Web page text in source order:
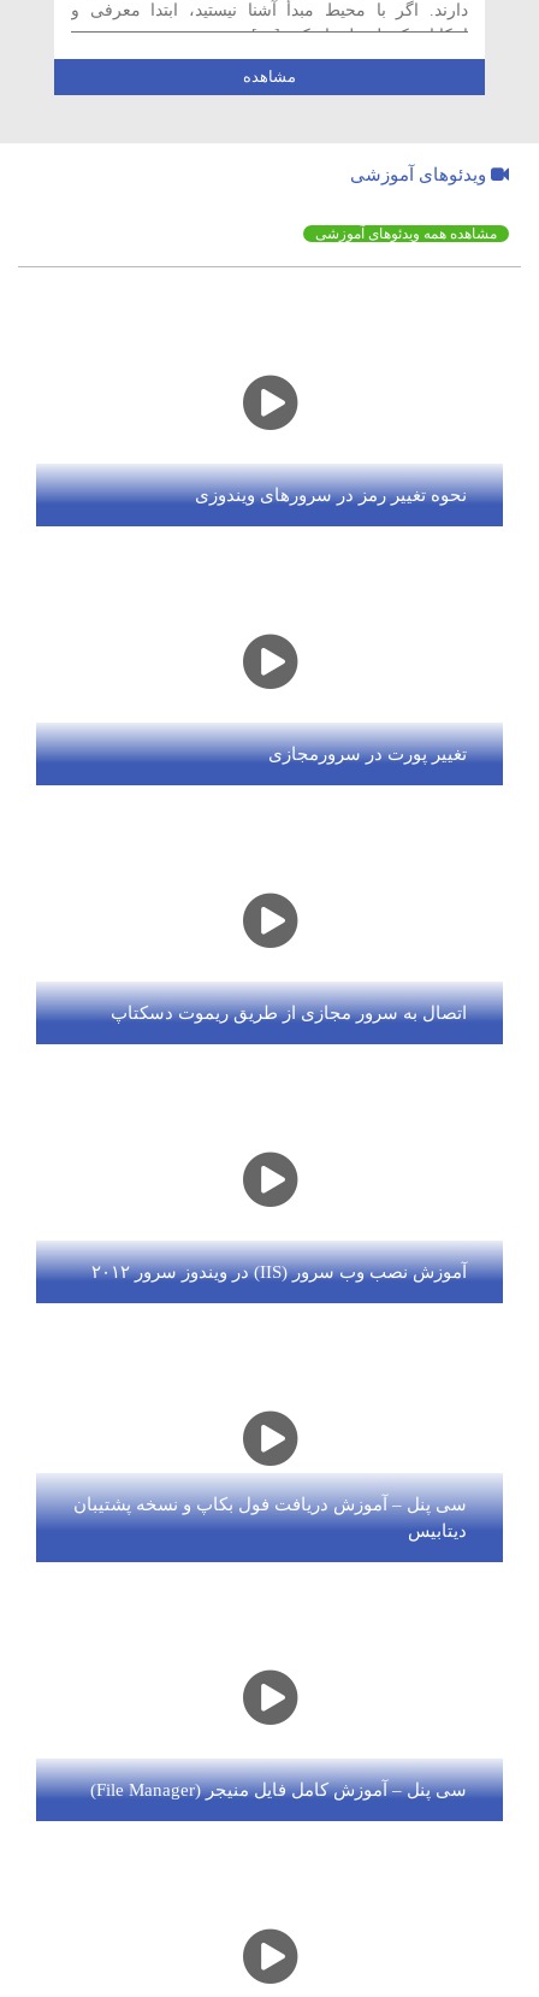
دارند. اگر با محیط مبدأ آشنا نیستید، ابتدا معرفی و
امکانات کنترل پنل دایرکت […]
مشاهده
ویدئوهای آموزشی
مشاهده همه ویدئوهای آموزشی
نحوه تغییر رمز در سرورهای ویندوزی
تغییر پورت در سرورمجازی
اتصال به سرور مجازی از طریق ریموت دسکتاپ
آموزش نصب وب سرور (IIS) در ویندوز سرور ۲۰۱۲
سی پنل – آموزش دریافت فول بکاپ و نسخه پشتیبان
دیتابیس
سی پنل – آموزش کامل فایل منیجر (File Manager)